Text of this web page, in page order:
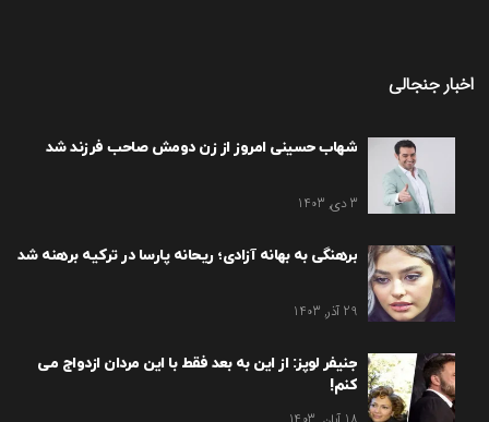
اخبار جنجالی
شهاب حسینی امروز از زن دومش صاحب فرزند شد
3 دی, 1403
برهنگی به بهانه آزادی؛ ریحانه پارسا در ترکیه برهنه شد
29 آذر, 1403
جنیفر لوپز: از این به بعد فقط با این مردان ازدواج می
کنم!